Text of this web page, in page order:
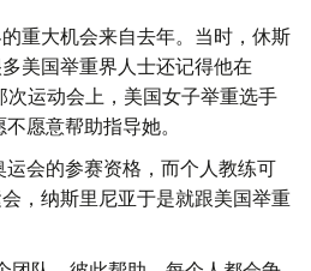
重大机会来自去年。当时，休斯
美国举重界人士还记得他在
运动会上，美国女子举重选手
愿意帮助指导她。
运会的参赛资格，而个人教练可
，纳斯里尼亚于是就跟美国举重